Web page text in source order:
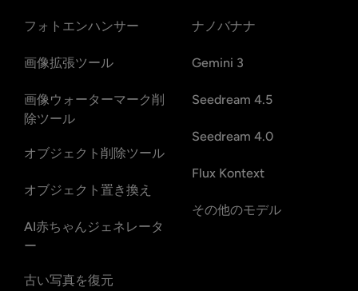
フォトエンハンサー
画像拡張ツール
画像ウォーターマーク削
除ツール
オブジェクト削除ツール
オブジェクト置き換え
AI赤ちゃんジェネレータ
ー
古い写真を復元
ナノバナナ
Gemini 3
Seedream 4.5
Seedream 4.0
Flux Kontext
その他のモデル